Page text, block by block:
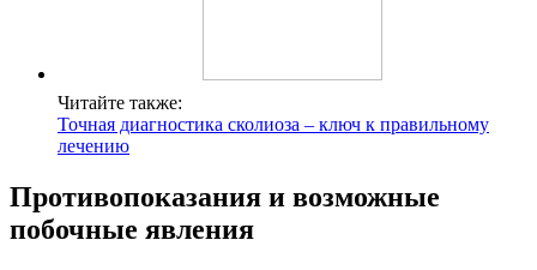
Читайте также:
Точная диагностика сколиоза – ключ к правильному
лечению
Противопоказания и возможные
побочные явления